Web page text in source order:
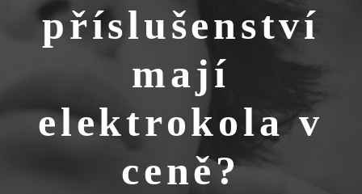
příslušenství
mají
elektrokola v
ceně?